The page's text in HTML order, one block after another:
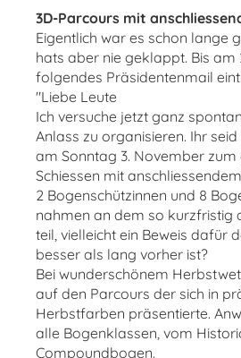
3D-Parcours mit
Eigentlich war es schon lange
hats aber nie geklappt. Bis am
folgendes Präsidentenmail
"Liebe Leute
Ich versuche jetzt ganz
Anlass zu organisieren. Ihr
am Sonntag 3. November
Schiessen mit
2 Bogenschützinnen und 8
nahmen an dem so kurzfristig
teil, vielleicht ein Beweis dafür
besser als lang vorher ist?
Bei wunderschönem
auf den Parcours der sich in
Herbstfarben präsentierte.
alle Bogenklassen, vom
Compoundbogen.